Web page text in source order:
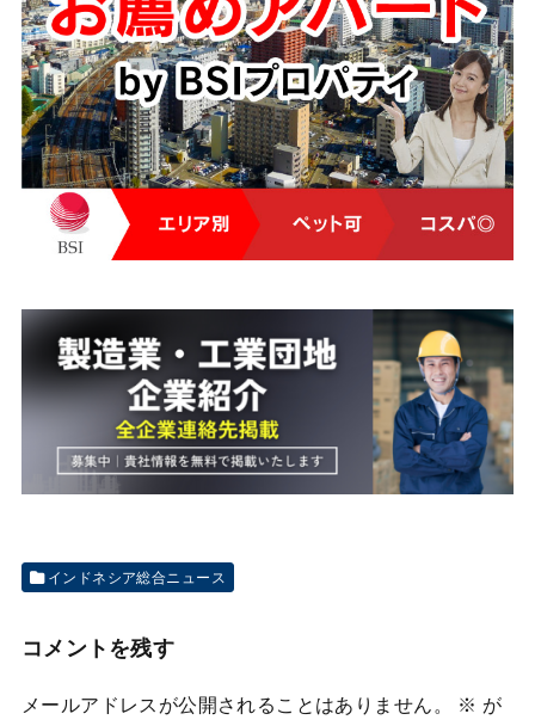
インドネシア総合ニュース
コメントを残す
メールアドレスが公開されることはありません。 ※ が